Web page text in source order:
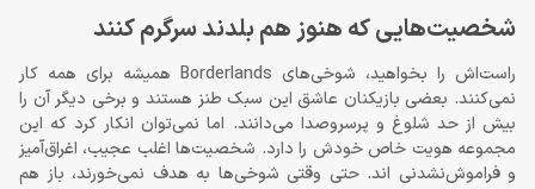
شخصیت‌هایی که هنوز هم بلدند سرگرم کنند
راست‌اش را بخواهید، شوخی‌های Borderlands همیشه برای همه کار
نمی‌کنند. بعضی بازیکنان عاشق این سبک طنز هستند و برخی دیگر آن را
بیش از حد شلوغ و پرسر‌وصدا می‌دانند. اما نمی‌توان انکار کرد که این
مجموعه هویت خاص خودش را دارد. شخصیت‌ها اغلب عجیب، اغراق‌آمیز
و فراموش‌نشدنی ‌اند. حتی وقتی شوخی‌ها به هدف نمی‌خورند، باز هم